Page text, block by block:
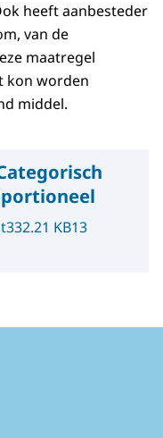
heeft aanbesteder
van de
maatregel
kon worden
middel.
332.21 KB13